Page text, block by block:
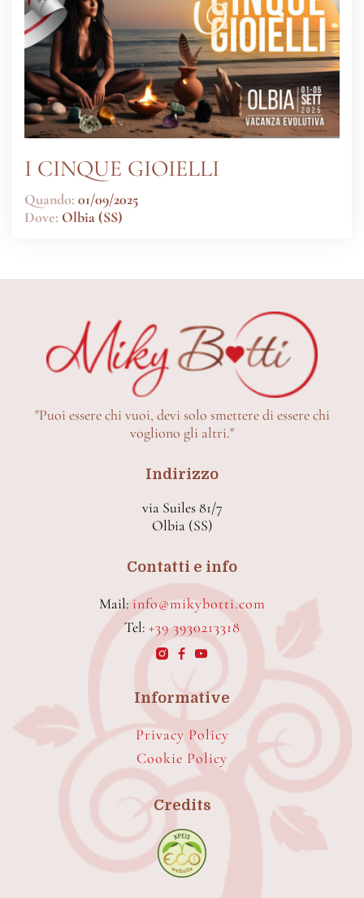
I CINQUE GIOIELLI
Quando: 01/09/2025
Dove: Olbia (SS)
"Puoi essere chi vuoi, devi solo smettere di essere chi
vogliono gli altri."
Indirizzo
via Suiles 81/7
Olbia (SS)
Contatti e info
Mail: info@mikybotti.com
Tel: +39 3930213318
Informative
Privacy Policy
Cookie Policy
Credits